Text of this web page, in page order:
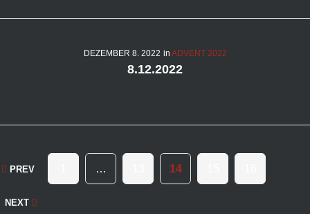
DEZEMBER 8. 2022 in ADVENT 2022
8.12.2022
Seitennummerierung
Beiträge
PREV … 14
NEXT